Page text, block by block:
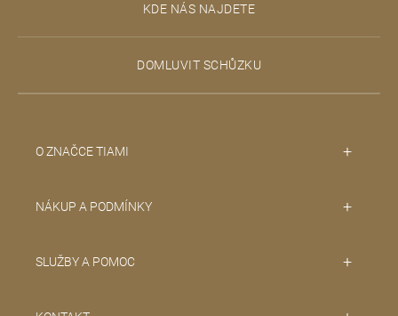
KDE NÁS NAJDETE
DOMLUVIT SCHŮZKU
O ZNAČCE TIAMI
NÁKUP A PODMÍNKY
SLUŽBY A POMOC